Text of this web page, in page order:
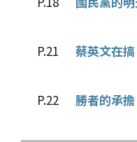
P.21 蔡英文在
P.22 勝者的承